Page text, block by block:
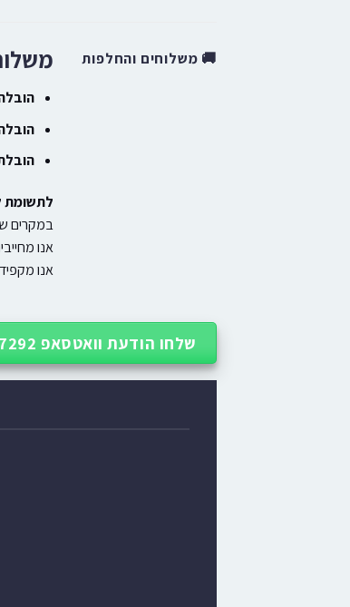
🚚 משלוחים והחלפות
הובלה
הובלה
הובלת
לתשומת
במקרים
אנו
אנו מקפידים
שלחו הודעת וואטסאפ 052-227-7292